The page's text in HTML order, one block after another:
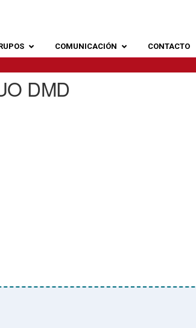
COMUNICACIÓN CONTACTO
DMD